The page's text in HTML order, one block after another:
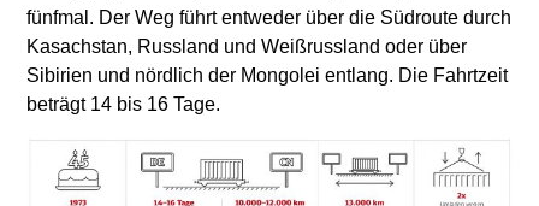
fünfmal. Der Weg führt entweder über die Südroute durch
Kasachstan, Russland und Weißrussland oder über
Sibirien und nördlich der Mongolei entlang. Die Fahrtzeit
beträgt 14 bis 16 Tage.